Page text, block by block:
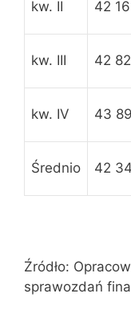
kw. II 42
kw. III 42
kw. IV 43
Średnio 42
Źródło:
sprawozdań